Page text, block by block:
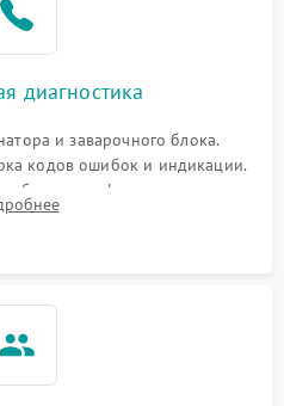
диагностика
и заварочного блока.
кодов ошибок и индикации.
и кофемолки на слух.
воды для выявления